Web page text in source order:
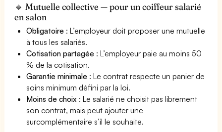
🔹 Mutuelle collective — pour un coiffeur salarié
en salon
Obligatoire : L’employeur doit proposer une mutuelle
à tous les salariés.
Cotisation partagée : L’employeur paie au moins 50
% de la cotisation.
Garantie minimale : Le contrat respecte un panier de
soins minimum défini par la loi.
Moins de choix : Le salarié ne choisit pas librement
son contrat, mais peut ajouter une
surcomplémentaire s’il le souhaite.